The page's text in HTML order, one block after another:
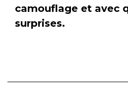
camouflage et avec
surprises.